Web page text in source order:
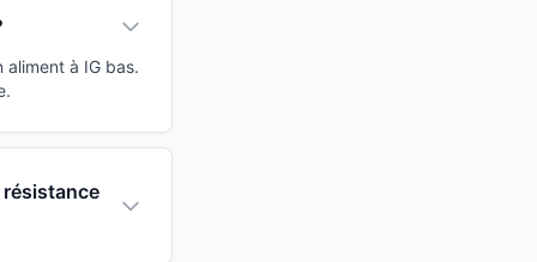
à IG bas.